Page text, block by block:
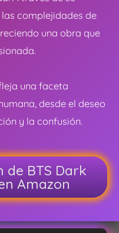
las complejidades de
una obra que
una faceta
desde el deseo
y la confusión.
de BTS Dark
Amazon